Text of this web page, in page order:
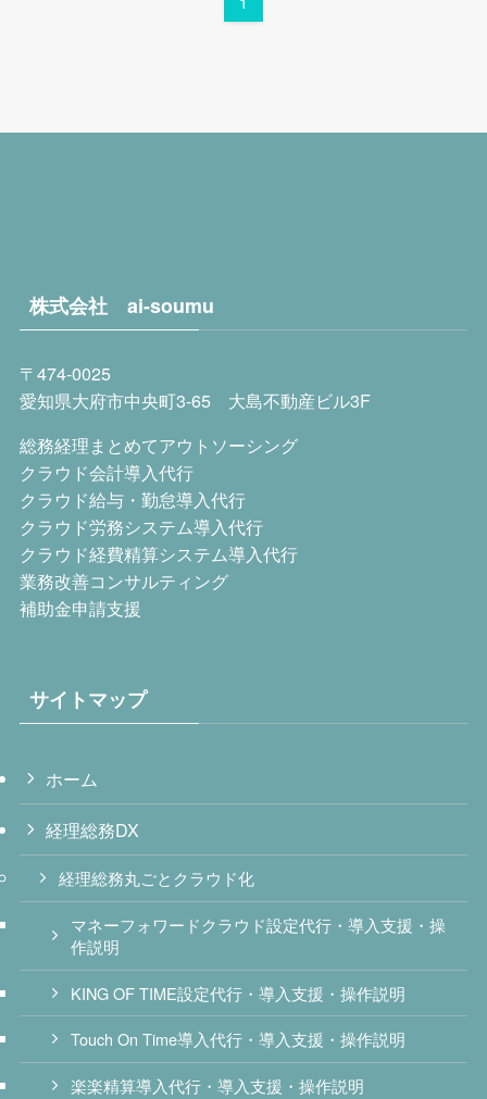
株式会社 ai-soumu
〒474-0025
愛知県大府市中央町3-65大島不動産ビル3F
総務経理まとめてアウトソーシング
クラウド会計導入代行
クラウド給与・勤怠導入代行
クラウド労務システム導入代行
クラウド経費精算システム導入代行
業務改善コンサルティング
補助金申請支援
サイトマップ
ホーム
経理総務DX
経理総務丸ごとクラウド化
マネーフォワードクラウド設定代行・導入支援・操
作説明
KING OF TIME設定代行・導入支援・操作説明
Touch On Time導入代行・導入支援・操作説明
楽楽精算導入代行・導入支援・操作説明